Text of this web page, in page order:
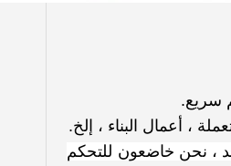
، أعمال البناء ، إلخ.
، نحن خاضعون للتحكم